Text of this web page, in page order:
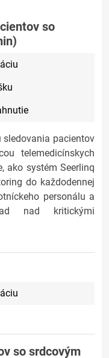
so
sledovania pacientov
telemedicínskych
ako systém Seerlinq
do každodennej
personálu a
nad kritickými
so srdcovým